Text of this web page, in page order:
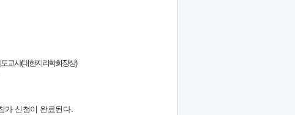
교사(대한지리학회장상)
가 신청이 완료된다.